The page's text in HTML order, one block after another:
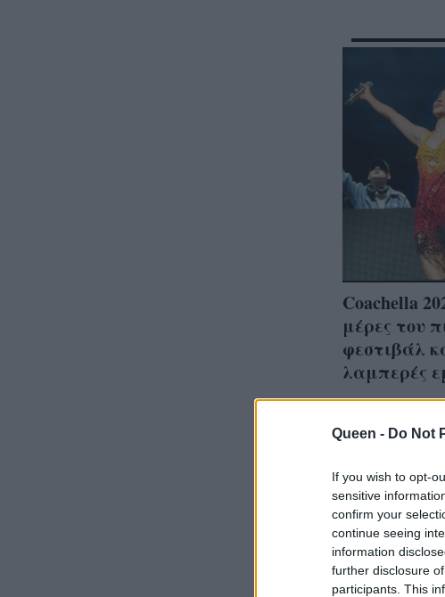
Queen - Do Not
If you wish to opt-
sensitive
confirm your
continue seeing
information
further disclosure
participants. This
Coachella
μέρες του
φεστιβάλ
λαμπερές
Το